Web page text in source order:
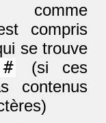
comme
compris
se trouve
#
(si ces
contenus